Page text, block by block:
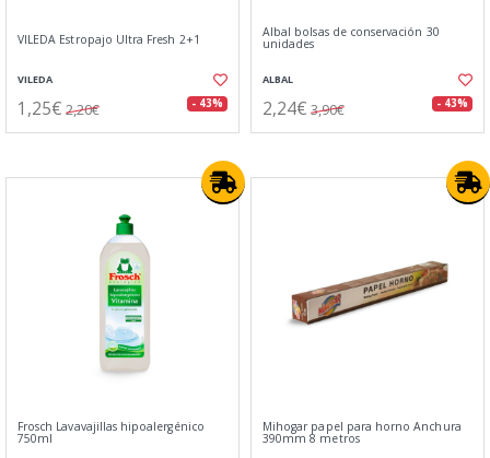
VILEDA Estropajo Ultra Fresh 2+1
VILEDA
1,25€ 2,20€ - 43%
Albal bolsas de conservación 30
unidades
ALBAL
2,24€ 3,90€ - 43%
Frosch Lavavajillas hipoalergénico
750ml
Mihogar papel para horno Anchura
390mm 8 metros